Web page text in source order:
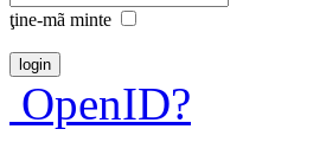
ţine-mã minte
OpenID?